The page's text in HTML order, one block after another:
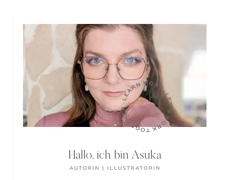
KANNST
DU
EBOOKS
OHNE
EINEN
READER
LESEN
Hallo, ich bin Asuka
AUTORIN | ILLUSTRATORIN